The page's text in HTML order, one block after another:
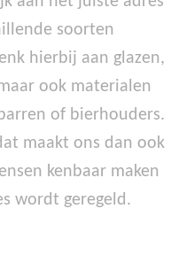
soorten
hierbij aan glazen,
ook materialen
of bierhouders.
maakt ons dan ook
kenbaar maken
wordt geregeld.